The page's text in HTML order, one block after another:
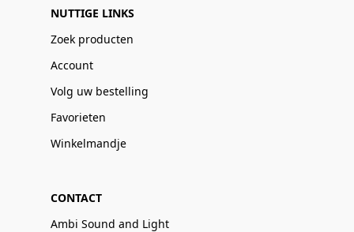
NUTTIGE LINKS
Zoek producten
Account
Volg uw bestelling
Favorieten
Winkelmandje
CONTACT
Ambi Sound and Light